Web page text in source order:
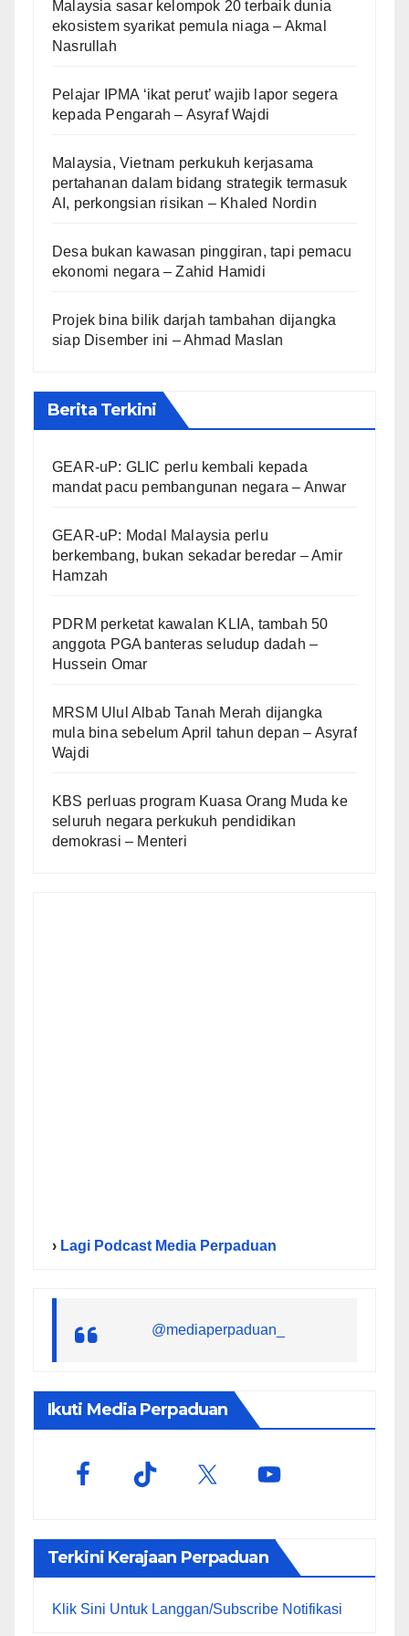
Malaysia sasar kelompok 20 terbaik dunia
ekosistem syarikat pemula niaga – Akmal
Nasrullah
Pelajar IPMA ‘ikat perut’ wajib lapor segera
kepada Pengarah – Asyraf Wajdi
Malaysia, Vietnam perkukuh kerjasama
pertahanan dalam bidang strategik termasuk
AI, perkongsian risikan – Khaled Nordin
Desa bukan kawasan pinggiran, tapi pemacu
ekonomi negara – Zahid Hamidi
Projek bina bilik darjah tambahan dijangka
siap Disember ini – Ahmad Maslan
Berita Terkini
GEAR-uP: GLIC perlu kembali kepada
mandat pacu pembangunan negara – Anwar
GEAR-uP: Modal Malaysia perlu
berkembang, bukan sekadar beredar – Amir
Hamzah
PDRM perketat kawalan KLIA, tambah 50
anggota PGA banteras seludup dadah –
Hussein Omar
MRSM Ulul Albab Tanah Merah dijangka
mula bina sebelum April tahun depan – Asyraf
Wajdi
KBS perluas program Kuasa Orang Muda ke
seluruh negara perkukuh pendidikan
demokrasi – Menteri
› Lagi Podcast Media Perpaduan
@mediaperpaduan_
Ikuti Media Perpaduan
Terkini Kerajaan Perpaduan
Klik Sini Untuk Langgan/Subscribe Notifikasi